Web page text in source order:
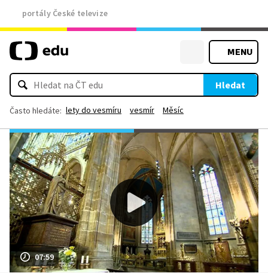
portály České televize
MENU
Hledat
Často hledáte: lety do vesmíru vesmír Měsíc
07:59